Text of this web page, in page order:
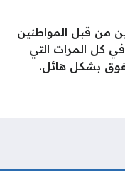
من قبل المواطنين
كل المرات التي
بشكل هائل.